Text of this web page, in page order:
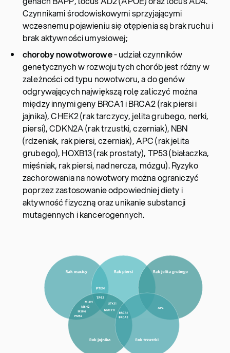
Czynnikami środowiskowymi sprzyjającymi
wczesnemu pojawieniu się otępienia są brak ruchu i
brak aktywności umysłowej;
choroby nowotworowe- udział czynników
genetycznych w rozwoju tych chorób jest różny w
zależności od typu nowotworu, a do genów
odgrywających największą rolę zaliczyć można
między innymi geny BRCA1 i BRCA2 (rak piersi i
jajnika), CHEK2 (rak tarczycy, jelita grubego, nerki,
piersi), CDKN2A (rak trzustki, czerniak), NBN
(rdzeniak, rak piersi, czerniak), APC (rak jelita
grubego), HOXB13 (rak prostaty), TP53 (białaczka,
mięśniak, rak piersi, nadnercza, mózgu). Ryzyko
zachorowania na nowotwory można ograniczyć
poprzez zastosowanie odpowiedniej diety i
aktywność fizyczną oraz unikanie substancji
mutagennych i kancerogennych.